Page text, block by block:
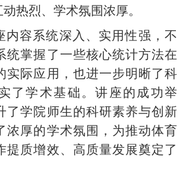
热烈、学术氛围浓厚。
内容系统深入、实用性强，不
统掌握了一些核心统计方法在
实际应用，也进一步明晰了科
了学术基础。讲座的成功举
了学院师生的科研素养与创新
浓厚的学术氛围，为推动体育
提质增效、高质量发展奠定了